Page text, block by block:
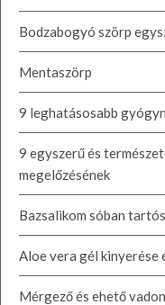
Bodzabogyó szörp
Mentaszörp
9 leghatásosabb
9 egyszerű és
megelőzésének
Bazsalikom sóban
Aloe vera gél kinyerése
Mérgező és ehető